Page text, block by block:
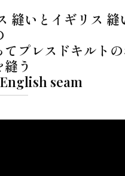
縫いとイギリス 縫
プレスドキルト
う
seam